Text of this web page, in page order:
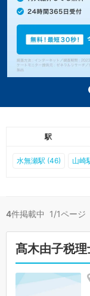
島本の事務所が4件見つ
駅
水無瀬駅 (46) 山崎
4件掲載中 1/1ページ
髙木由子税